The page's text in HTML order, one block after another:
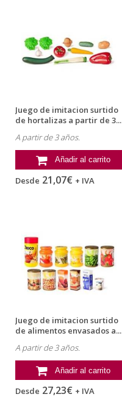
Juego de imitacion surtido
de hortalizas a partir de 3...
A partir de 3 años.
Añadir al carrito
Desde 21,07€ + IVA
Juego de imitacion surtido
de alimentos envasados a...
A partir de 3 años.
Añadir al carrito
Desde 27,23€ + IVA